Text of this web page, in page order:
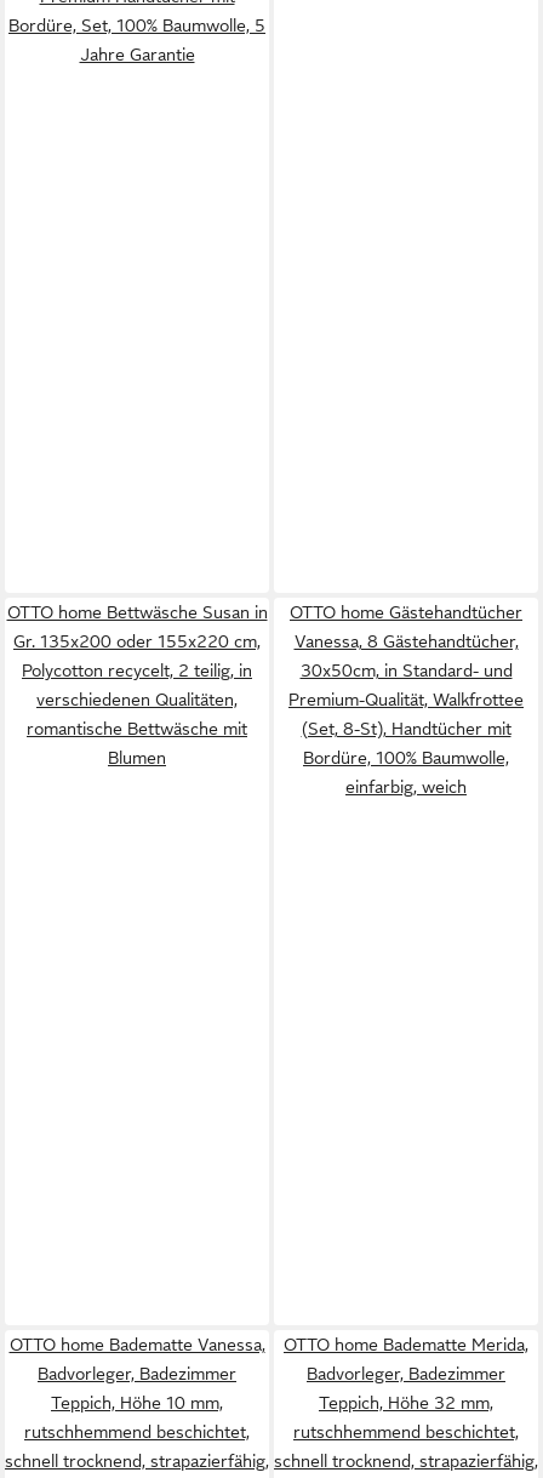
Bordüre, Set, 100% Baumwolle, 5
Jahre Garantie
OTTO home Bettwäsche Susan in
Gr. 135x200 oder 155x220 cm,
Polycotton recycelt, 2 teilig, in
verschiedenen Qualitäten,
romantische Bettwäsche mit
Blumen
OTTO home Gästehandtücher
Vanessa, 8 Gästehandtücher,
30x50cm, in Standard- und
Premium-Qualität, Walkfrottee
(Set, 8-St), Handtücher mit
Bordüre, 100% Baumwolle,
einfarbig, weich
OTTO home Badematte Vanessa,
Badvorleger, Badezimmer
Teppich, Höhe 10 mm,
rutschhemmend beschichtet,
schnell trocknend, strapazierfähig,
OTTO home Badematte Merida,
Badvorleger, Badezimmer
Teppich, Höhe 32 mm,
rutschhemmend beschichtet,
schnell trocknend, strapazierfähig,